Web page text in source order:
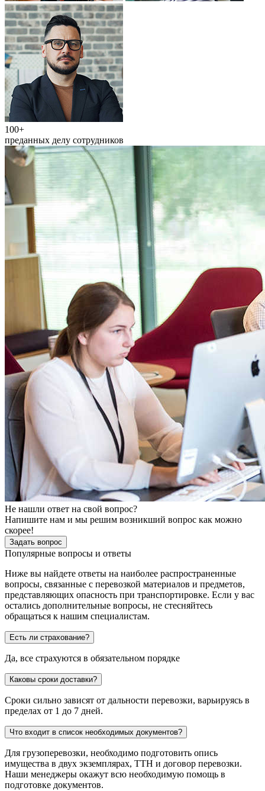
100+
преданных делу сотрудников
Не нашли ответ на свой вопрос?
Напишите нам и мы решим возникший вопрос как можно
скорее!
Задать вопрос
Популярные вопросы и ответы
Ниже вы найдете ответы на наиболее распространенные
вопросы, связанные с перевозкой материалов и предметов,
представляющих опасность при транспортировке. Если у вас
остались дополнительные вопросы, не стесняйтесь
обращаться к нашим специалистам.
Есть ли страхование?
Да, все страхуются в обязательном порядке
Каковы сроки доставки?
Сроки сильно зависят от дальности перевозки, варьируясь в
пределах от 1 до 7 дней.
Что входит в список необходимых документов?
Для грузоперевозки, необходимо подготовить опись
имущества в двух экземплярах, ТТН и договор перевозки.
Наши менеджеры окажут всю необходимую помощь в
подготовке документов.